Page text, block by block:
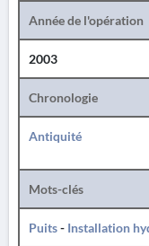
Année de l'opération
2003
Chronologie
Antiquité
Mots-clés
Puits- Installation